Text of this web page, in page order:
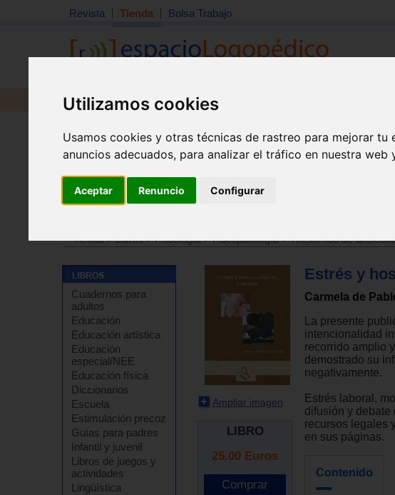
Utilizamos cookies
Usamos cookies y otras técnicas de rastreo para mejorar
anuncios adecuados, para analizar el tráfico en nuestra
Aceptar Renuncio Configurar
Revista Tienda Bolsa Trabajo
Revista Libros Material
Tienda>Libros>Psicología>Psicopatología>Trastornos de
Cuadernos para
adultos
Educación
Educación artística
Educación
especial/NEE
Educación física
Diccionarios
Escuela
Estimulación precoz
Guías para padres
Infantil y juvenil
Libros de juegos y
actividades
Lingüística
Ampliar imagen
LIBRO
25.00 Euros
Estrés y
Carmela de
La presente
intencionalidad
recorrido amplio
demostrado su
negativamente.
Estrés laboral,
difusión y debate
recursos legales
en sus páginas.
Contenido